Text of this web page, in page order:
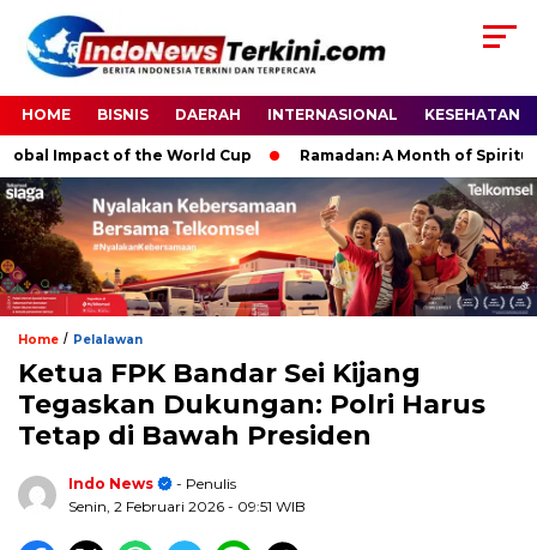
HOME BISNIS DAERAH INTERNASIONAL KESEHATAN
Impact of the World Cup Ramadan: A Month of Spiritual
Home / Pelalawan
Ketua FPK Bandar Sei Kijang
Tegaskan Dukungan: Polri Harus
Tetap di Bawah Presiden
Indo News
- Penulis
Senin, 2 Februari 2026 - 09:51 WIB